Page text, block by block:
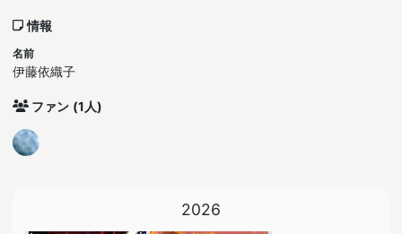
情報
名前
伊藤依織子
ファン (1人)
2026